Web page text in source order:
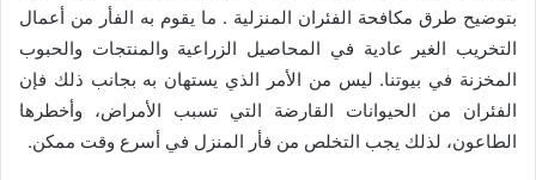
بتوضيح طرق مكافحة الفئران المنزلية . ما يقوم به الفأر من أعمال
التخريب الغير عادية في المحاصيل الزراعية والمنتجات والحبوب
المخزنة في بيوتنا. ليس من الأمر الذي يستهان به بجانب ذلك فإن
الفئران من الحيوانات القارضة التي تسبب الأمراض، وأخطرها
الطاعون، لذلك يجب التخلص من فأر المنزل في أسرع وقت ممكن.